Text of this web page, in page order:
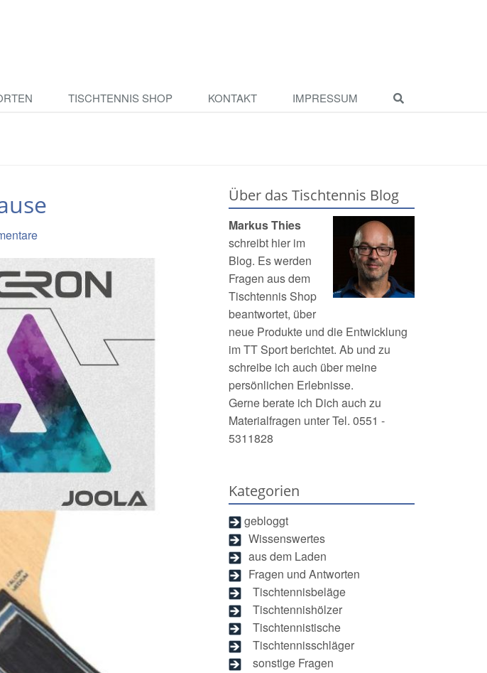
TISCHTENNIS SHOP KONTAKT IMPRESSUM
Über das Tischtennis Blog
Markus Thies
schreibt hier im
Blog. Es werden
Fragen aus dem
Tischtennis Shop
beantwortet, über
neue Produkte und die Entwicklung
im TT Sport berichtet. Ab und zu
schreibe ich auch über meine
persönlichen Erlebnisse.
Gerne berate ich Dich auch zu
Materialfragen unter Tel. 0551 -
5311828
Kategorien
gebloggt
Wissenswertes
aus dem Laden
Fragen und Antworten
Tischtennisbeläge
Tischtennishölzer
Tischtennistische
Tischtennisschläger
sonstige Fragen